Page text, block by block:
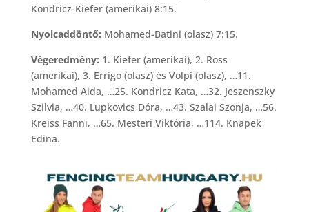
Kondricz-Kiefer (amerikai) 8:15.
Nyolcaddöntő: Mohamed-Batini (olasz) 7:15.
Végeredmény: 1. Kiefer (amerikai), 2. Ross
(amerikai), 3. Errigo (olasz) és Volpi (olasz), …11.
Mohamed Aida, …25. Kondricz Kata, …32. Jeszenszky
Szilvia, …40. Lupkovics Dóra, …43. Szalai Szonja, …56.
Kreiss Fanni, …65. Mesteri Viktória, …114. Knapek
Edina.